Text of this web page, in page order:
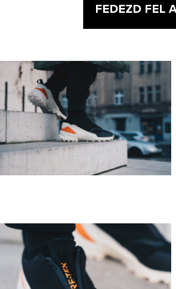
FEDEZD FEL